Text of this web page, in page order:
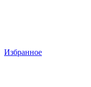
Избранное